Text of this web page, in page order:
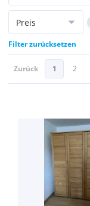
Preis
Filter zurücksetzen
Zurück 1 2